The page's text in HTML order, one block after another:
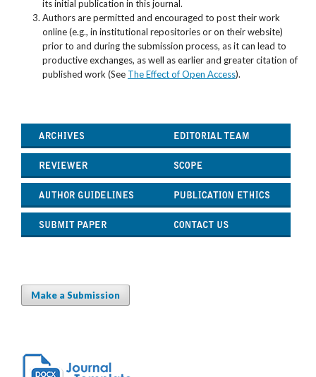
its initial publication in this journal.
Authors are permitted and encouraged to post their work
online (e.g., in institutional repositories or on their website)
prior to and during the submission process, as it can lead to
productive exchanges, as well as earlier and greater citation of
published work (See The Effect of Open Access).
Make a Submission